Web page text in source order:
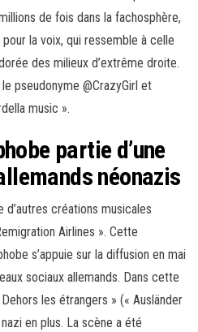
de fois dans la fachosphère,
la voix, qui ressemble à celle
des milieux d’extrême droite.
pseudonyme @CrazyGirl et
music ».
partie d’une
néonazis
d’autres créations musicales
Airlines ». Cette
s’appuie sur la diffusion en mai
sociaux allemands. Dans cette
les étrangers » (« Ausländer
en plus. La scène a été